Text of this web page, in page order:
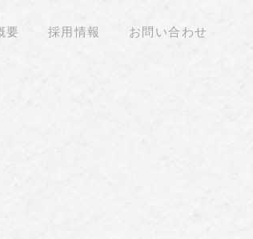
要 採用情報 お問い合わせ